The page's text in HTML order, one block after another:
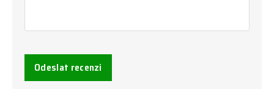
Odeslat recenzi